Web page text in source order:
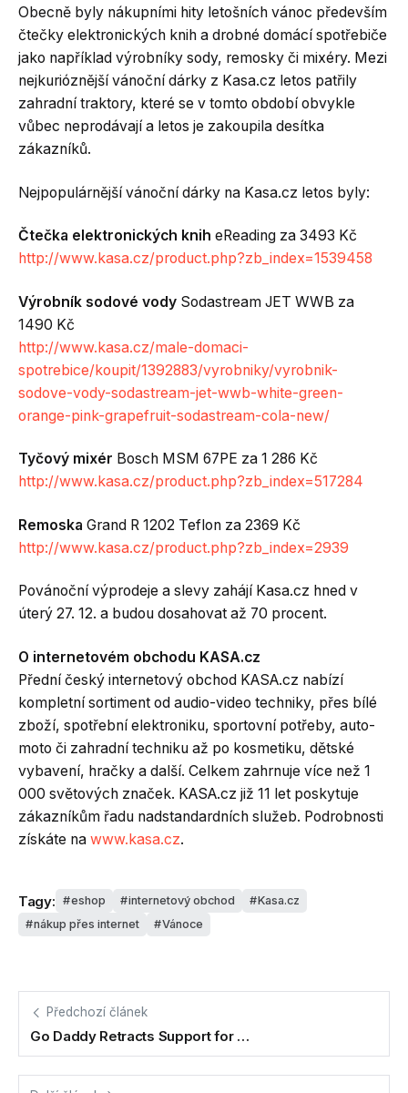
Obecně byly nákupními hity letošních vánoc především
čtečky elektronických knih a drobné domácí spotřebiče
jako například výrobníky sody, remosky či mixéry. Mezi
nejkurióznější vánoční dárky z Kasa.cz letos patřily
zahradní traktory, které se v tomto období obvykle
vůbec neprodávají a letos je zakoupila desítka
zákazníků.
Nejpopulárnější vánoční dárky na Kasa.cz letos byly:
Čtečka elektronických knih eReading za 3493 Kč
http://www.kasa.cz/product.php?zb_index=1539458
Výrobník sodové vody Sodastream JET WWB za
1490 Kč
http://www.kasa.cz/male-domaci-
spotrebice/koupit/1392883/vyrobniky/vyrobnik-
sodove-vody-sodastream-jet-wwb-white-green-
orange-pink-grapefruit-sodastream-cola-new/
Tyčový mixér Bosch MSM 67PE za 1 286 Kč
http://www.kasa.cz/product.php?zb_index=517284
Remoska Grand R 1202 Teflon za 2369 Kč
http://www.kasa.cz/product.php?zb_index=2939
Povánoční výprodeje a slevy zahájí Kasa.cz hned v
úterý 27. 12. a budou dosahovat až 70 procent.
O internetovém obchodu KASA.cz
Přední český internetový obchod KASA.cz nabízí
kompletní sortiment od audio-video techniky, přes bílé
zboží, spotřební elektroniku, sportovní potřeby, auto-
moto či zahradní techniku až po kosmetiku, dětské
vybavení, hračky a další. Celkem zahrnuje více než 1
000 světových značek. KASA.cz již 11 let poskytuje
zákazníkům řadu nadstandardních služeb. Podrobnosti
získáte na www.kasa.cz.
Tagy: eshop internetový obchod
Kasa.cz
nákup přes internet
Vánoce
Předchozí článek
Go Daddy Retracts Support for …